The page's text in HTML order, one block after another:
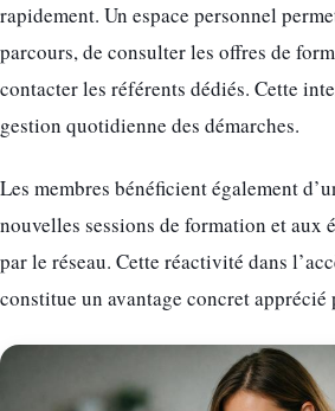
rapidement. Un espace personnel
parcours, de consulter les offres de
contacter les référents dédiés. Cette
gestion quotidienne des démarches.
Les membres bénéficient également
nouvelles sessions de formation et aux
par le réseau. Cette réactivité dans
constitue un avantage concret apprécié